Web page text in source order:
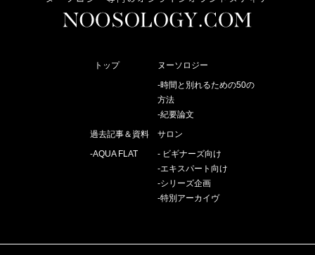
トップ
ヌーソロジー
時間と別れるための50の
方法
紀要論文
過去記事＆資料
AQUA FLAT
サロン
ビギナーズ向け
エキスパート向け
シリーズ企画
特別アーカイヴ